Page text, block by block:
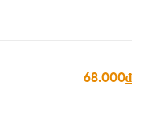
68.000₫